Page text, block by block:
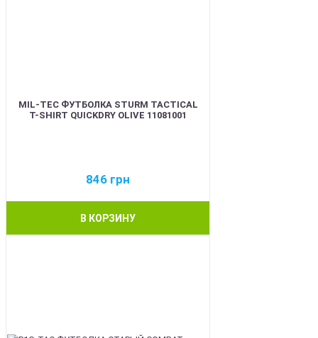
MIL-TEC ФУТБОЛКА STURM TACTICAL
T-SHIRT QUICKDRY OLIVE 11081001
846 грн
В КОРЗИНУ